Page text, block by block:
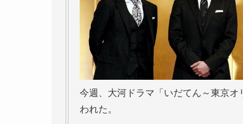
今週、大河ドラマ「いだてん～東京
われた。